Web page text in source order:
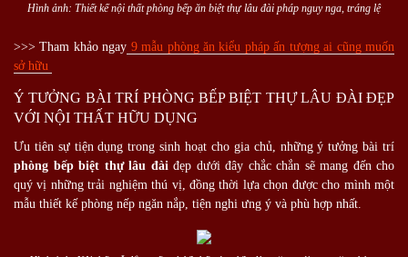
Hình ảnh: Thiết kế nội thất phòng bếp ăn biệt thự lâu đài pháp nguy nga, tráng lệ
>>> Tham khảo ngay 9 mẫu phòng ăn kiểu pháp ấn tượng ai cũng muốn
sở hữu
Ý TƯỞNG BÀI TRÍ PHÒNG BẾP BIỆT THỰ LÂU ĐÀI ĐẸP
VỚI NỘI THẤT HỮU DỤNG
Ưu tiên sự tiện dụng trong sinh hoạt cho gia chủ, những ý tưởng bài trí
phòng bếp biệt thự lâu đàiđẹp dưới đây chắc chắn sẽ mang đến cho
quý vị những trải nghiệm thú vị, đồng thời lựa chọn được cho mình một
mẫu thiết kế phòng nếp ngăn nắp, tiện nghi ưng ý và phù hợp nhất.